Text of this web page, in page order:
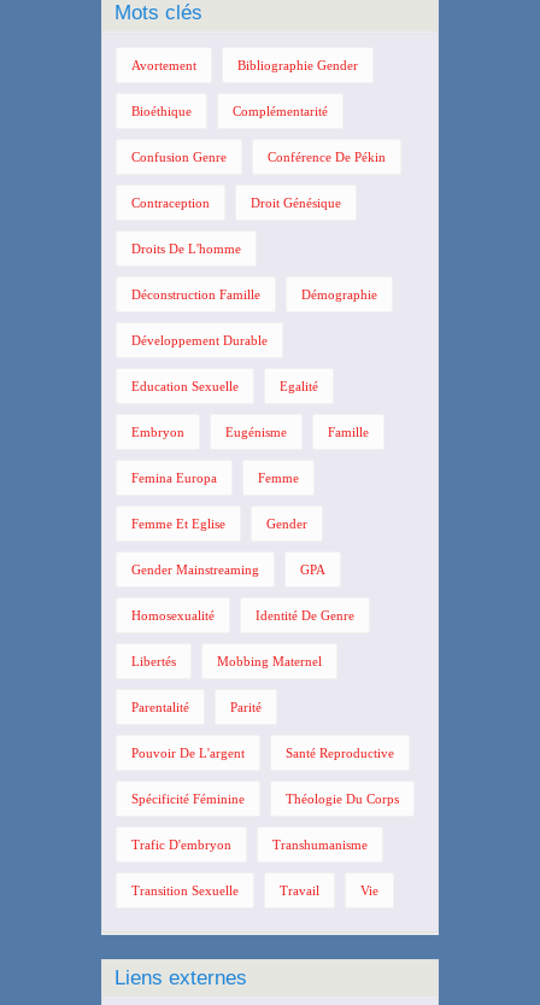
Mots clés
Avortement Bibliographie Gender
Bioéthique Complémentarité
Confusion Genre Conférence De Pékin
Contraception Droit Génésique
Droits De L'homme
Déconstruction Famille Démographie
Développement Durable
Education Sexuelle Egalité
Embryon Eugénisme Famille
Femina Europa Femme
Femme Et Eglise Gender
Gender Mainstreaming GPA
Homosexualité Identité De Genre
Libertés Mobbing Maternel
Parentalité Parité
Pouvoir De L'argent Santé Reproductive
Spécificité Féminine Théologie Du Corps
Trafic D'embryon Transhumanisme
Transition Sexuelle Travail Vie
Liens externes